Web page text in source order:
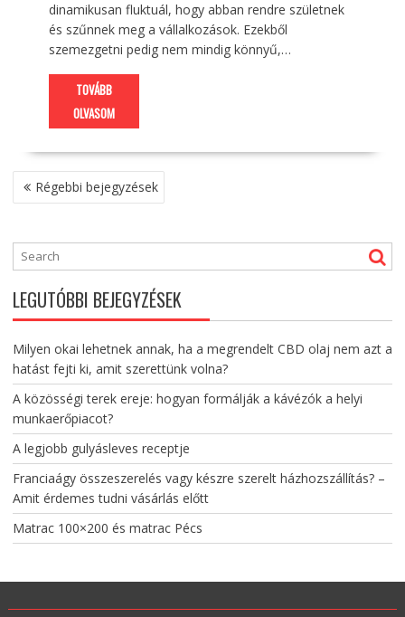
dinamikusan fluktuál, hogy abban rendre születnek
és szűnnek meg a vállalkozások. Ezekből
szemezgetni pedig nem mindig könnyű,…
TOVÁBB
OLVASOM
BEJEGYZÉS
NAVIGÁCIÓ
Régebbi bejegyzések
LEGUTÓBBI BEJEGYZÉSEK
Milyen okai lehetnek annak, ha a megrendelt CBD olaj nem azt a
hatást fejti ki, amit szerettünk volna?
A közösségi terek ereje: hogyan formálják a kávézók a helyi
munkaerőpiacot?
A legjobb gulyásleves receptje
Franciaágy összeszerelés vagy készre szerelt házhozszállítás? –
Amit érdemes tudni vásárlás előtt
Matrac 100×200 és matrac Pécs